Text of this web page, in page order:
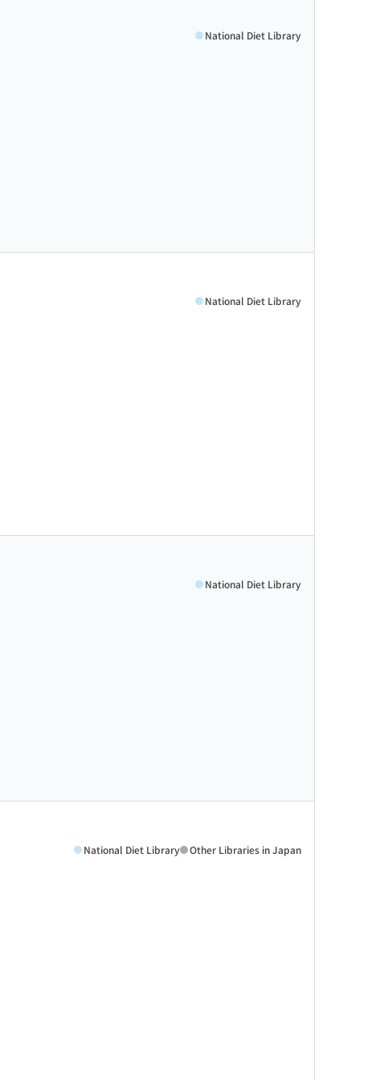
National Diet Library
National Diet Library
National Diet Library
National Diet Library Other Libraries in Japan